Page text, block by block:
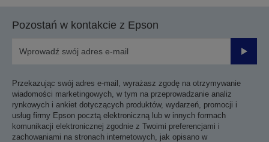
Pozostań w kontakcie z Epson
Przekazując swój adres e-mail, wyrażasz zgodę na otrzymywanie
wiadomości marketingowych, w tym na przeprowadzanie analiz
rynkowych i ankiet dotyczących produktów, wydarzeń, promocji i
usług firmy Epson pocztą elektroniczną lub w innych formach
komunikacji elektronicznej zgodnie z Twoimi preferencjami i
zachowaniami na stronach internetowych, jak opisano w